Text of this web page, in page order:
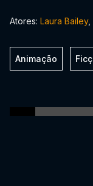
Atores: Laura Bailey,
Animação